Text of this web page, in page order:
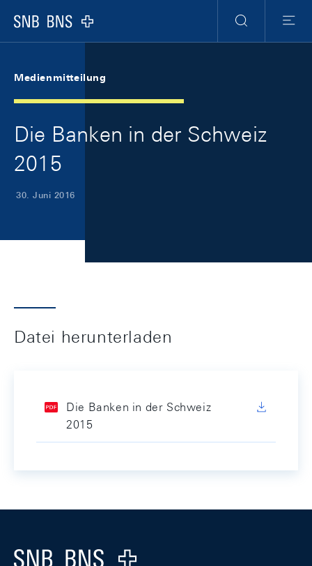
Logo
Suche
Menu
Medienmitteilung
Die Banken in der Schweiz
2015
30. Juni 2016
Datei herunterladen
Die Banken in der Schweiz
2015
Logo